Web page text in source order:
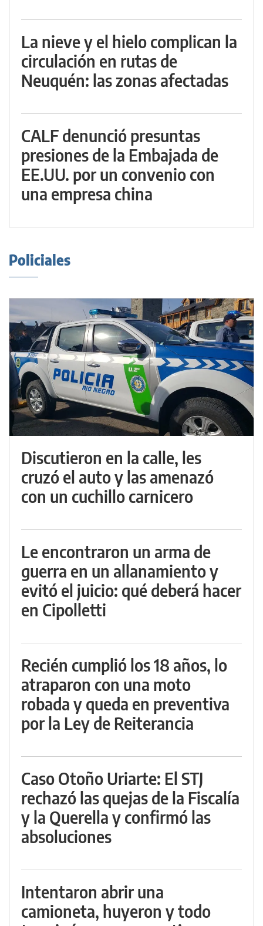
La nieve y el hielo complican la
circulación en rutas de
Neuquén: las zonas afectadas
CALF denunció presuntas
presiones de la Embajada de
EE.UU. por un convenio con
una empresa china
Policiales
Discutieron en la calle, les
cruzó el auto y las amenazó
con un cuchillo carnicero
Le encontraron un arma de
guerra en un allanamiento y
evitó el juicio: qué deberá hacer
en Cipolletti
Recién cumplió los 18 años, lo
atraparon con una moto
robada y queda en preventiva
por la Ley de Reiterancia
Caso Otoño Uriarte: El STJ
rechazó las quejas de la Fiscalía
y la Querella y confirmó las
absoluciones
Intentaron abrir una
camioneta, huyeron y todo